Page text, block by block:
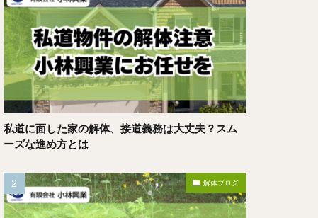
私道に面した家の解体、接道義務は大丈夫？スム
ーズな進め方とは
解体ブログ